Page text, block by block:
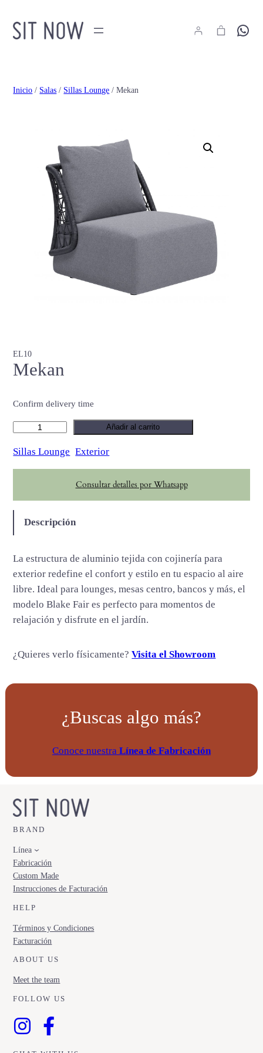
Hola
Inicio / Salas / Sillas Lounge / Mekan
EL10
Mekan
Confirm delivery time
k
a
c
n
i
d
a
d
Añadir al carrito
Sillas Lounge Exterior
Consultar detalles por Whatsapp
Descripción
La estructura de aluminio tejida con cojinería para
exterior redefine el confort y estilo en tu espacio al aire
libre. Ideal para lounges, mesas centro, bancos y más, el
modelo Blake Fair es perfecto para momentos de
relajación y disfrute en el jardín.
¿Quieres verlo físicamente?Visita el Showroom
¿Buscas algo más?
Conoce nuestra Línea de Fabricación
BRAND
Línea
Fabricación
Custom Made
Instrucciones de Facturación
HELP
Términos y Condiciones
Facturación
ABOUT US
Meet the team
FOLLOW US